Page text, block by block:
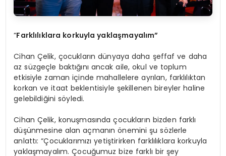
“Farklılıklara korkuyla yaklaşmayalım”
Cihan Çelik, çocukların dünyaya daha şeffaf ve daha
az süzgeçle baktığını ancak aile, okul ve toplum
etkisiyle zaman içinde mahallelere ayrılan, farklılıktan
korkan ve itaat beklentisiyle şekillenen bireyler haline
gelebildiğini söyledi.
Cihan Çelik, konuşmasında çocukların bizden farklı
düşünmesine alan açmanın önemini şu sözlerle
anlattı: “Çocuklarımızı yetiştirirken farklılıklara korkuyla
yaklaşmayalım. Çocuğumuz bize farklı bir şey